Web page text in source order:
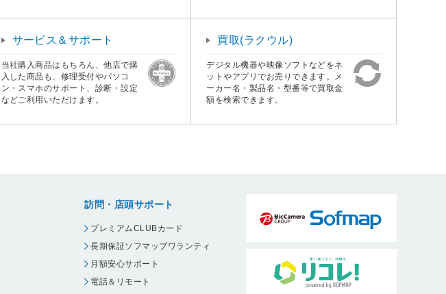
サービス＆サポート
当社購入商品はもちろん、他店で購
入した商品も、修理受付やパソコ
ン・スマホのサポート、診断・設定
などご利用いただけます。
買取(ラクウル)
デジタル機器や映像ソフトなどをネ
ットやアプリでお売りできます。メ
ーカー名・製品名・型番等で買取金
額を検索できます。
訪問・店頭サポート
プレミアムCLUBカード
長期保証ソフマップワランティ
月額安心サポート
電話＆リモート